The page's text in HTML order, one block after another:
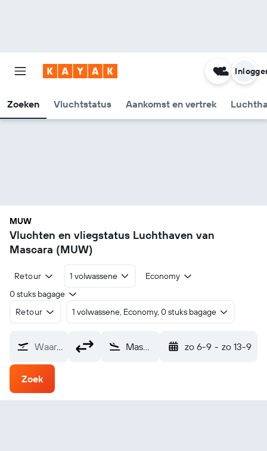
Zoeken Vluchtstatus Aankomst en vertrek
MUW
Vluchten en vliegstatus Luchthaven van
Mascara (MUW)
Retour 1 volwassene
Economy
0 stuks bagage
Retour
1 volwassene, Economy, 0 stuks bagage
Waarvandaan? Mascara (MUW) zo 6-9 - zo 13-9
Zoek